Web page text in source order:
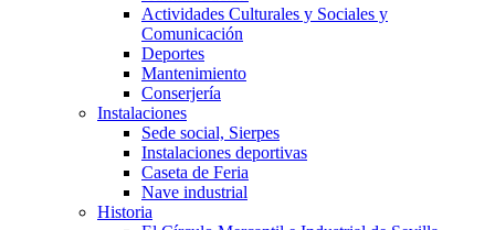
Actividades Culturales y Sociales y
Comunicación
Deportes
Mantenimiento
Conserjería
Instalaciones
Sede social, Sierpes
Instalaciones deportivas
Caseta de Feria
Nave industrial
Historia